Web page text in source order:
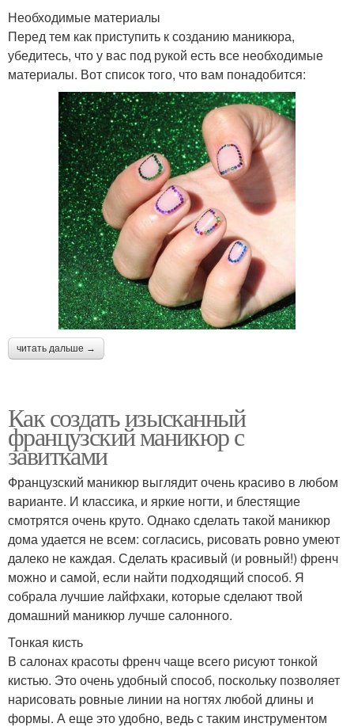
Необходимые материалы
Перед тем как приступить к созданию маникюра,
убедитесь, что у вас под рукой есть все необходимые
материалы. Вот список того, что вам понадобится:
читать дальше →
Как создать изысканный
французский маникюр с
завитками
Французский маникюр выглядит очень красиво в любом
варианте. И классика, и яркие ногти, и блестящие
смотрятся очень круто. Однако сделать такой маникюр
дома удается не всем: согласись, рисовать ровно умеют
далеко не каждая. Сделать красивый (и ровный!) френч
можно и самой, если найти подходящий способ. Я
собрала лучшие лайфхаки, которые сделают твой
домашний маникюр лучше салонного.
Тонкая кисть
В салонах красоты френч чаще всего рисуют тонкой
кистью. Это очень удобный способ, поскольку позволяет
нарисовать ровные линии на ногтях любой длины и
формы. А еще это удобно, ведь с таким инструментом